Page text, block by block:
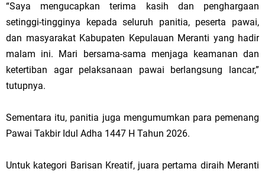
“Saya mengucapkan terima kasih dan penghargaan
setinggi-tingginya kepada seluruh panitia, peserta pawai,
dan masyarakat Kabupaten Kepulauan Meranti yang hadir
malam ini. Mari bersama-sama menjaga keamanan dan
ketertiban agar pelaksanaan pawai berlangsung lancar,”
tutupnya.
Sementara itu, panitia juga mengumumkan para pemenang
Pawai Takbir Idul Adha 1447 H Tahun 2026.
Untuk kategori Barisan Kreatif, juara pertama diraih Meranti